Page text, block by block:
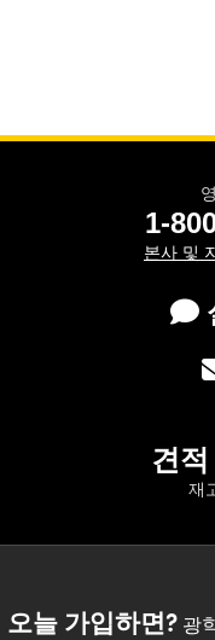
1-
본사 및
견
재
오늘 가입하면?광